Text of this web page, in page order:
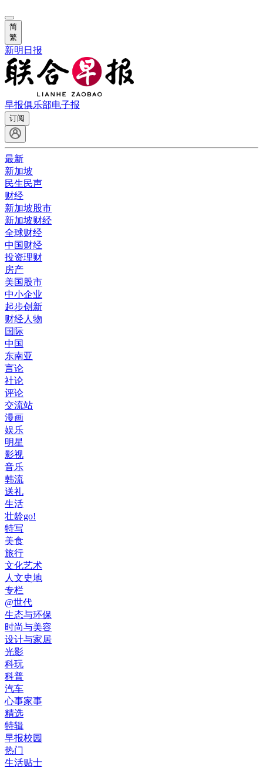
简
繁
新明日报
早报俱乐部电子报
订阅
最新
新加坡
民生民声
财经
新加坡股市
新加坡财经
全球财经
中国财经
投资理财
房产
美国股市
中小企业
起步创新
财经人物
国际
中国
东南亚
言论
社论
评论
交流站
漫画
娱乐
明星
影视
音乐
韩流
送礼
生活
壮龄go!
特写
美食
旅行
文化艺术
人文史地
专栏
@世代
生态与环保
时尚与美容
设计与家居
光影
科玩
科普
汽车
心事家事
精选
特辑
早报校园
热门
生活贴士